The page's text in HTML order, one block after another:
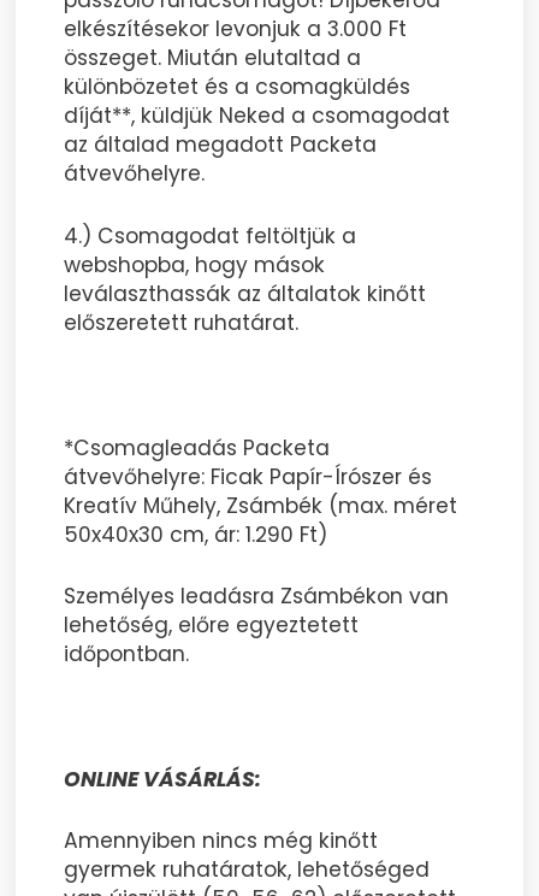
elkészítésekor levonjuk a 3.000 Ft
összeget. Miután elutaltad a
különbözetet és a csomagküldés
díját**, küldjük Neked a csomagodat
az általad megadott Packeta
átvevőhelyre.
4.) Csomagodat feltöltjük a
webshopba, hogy mások
leválaszthassák az általatok kinőtt
előszeretett ruhatárat.
*Csomagleadás Packeta
átvevőhelyre: Ficak Papír-Írószer és
Kreatív Műhely, Zsámbék (max. méret
50x40x30 cm, ár: 1.290 Ft)
Személyes leadásra Zsámbékon van
lehetőség, előre egyeztetett
időpontban.
ONLINE VÁSÁRLÁS:
Amennyiben nincs még kinőtt
gyermek ruhatáratok, lehetőséged